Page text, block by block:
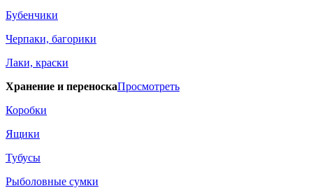
Бубенчики
Черпаки, багорики
Лаки, краски
Хранение и переноскаПросмотреть
Коробки
Ящики
Тубусы
Рыболовные сумки